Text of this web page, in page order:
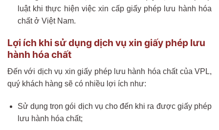
luật khi thực hiện việc xin cấp giấy phép lưu hành hóa
chất ở Việt Nam.
Lợi ích khi sử dụng dịch vụ xin giấy phép lưu
hành hóa chất
Đến với dịch vụ xin giấy phép lưu hành hóa chất của VPL,
quý khách hàng sẽ có nhiều lợi ích như:
Sử dụng trọn gói dịch vụ cho đến khi ra được giấy phép
lưu hành hóa chất;